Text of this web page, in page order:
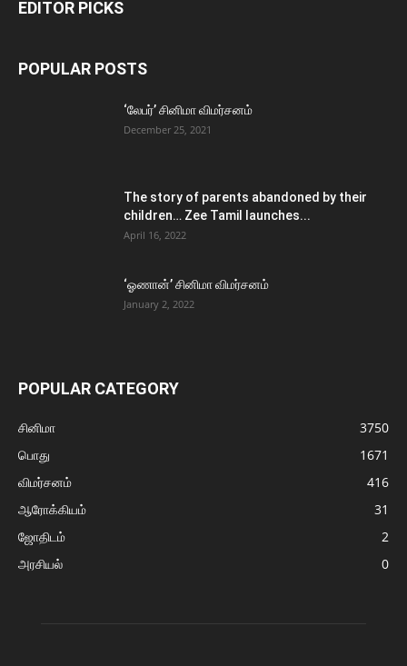
EDITOR PICKS
POPULAR POSTS
‘லேபர்’ சினிமா விமர்சனம்
December 25, 2021
The story of parents abandoned by their
children… Zee Tamil launches...
April 16, 2022
‘ஓணான்’ சினிமா விமர்சனம்
January 2, 2022
POPULAR CATEGORY
சினிமா
3750
பொது
1671
விமர்சனம்
416
ஆரோக்கியம்
31
ஜோதிடம்
2
அரசியல்
0